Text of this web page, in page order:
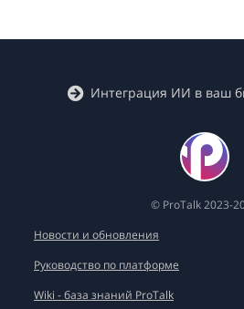
Интеграция ИИ в ваш
© ProTalk 2023-
Новости и обновления
Руководство по платформе
Wiki - база знаний ProTalk